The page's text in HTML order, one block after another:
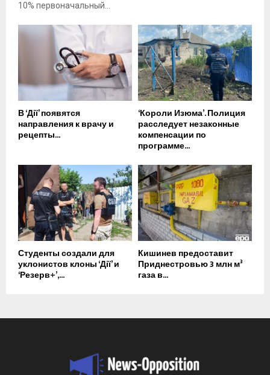
10% первоначальный...
В ‘Дії’ появятся
направления к врачу и
рецепты...
‘Короли Изюма’. Полиция
расследует незаконные
компенсации по
программе...
Студенты создали для
уклонистов клоны ‘Дії’ и
‘Резерв+’,...
Кишинев предоставит
Приднестровью 3 млн м³
газа в...